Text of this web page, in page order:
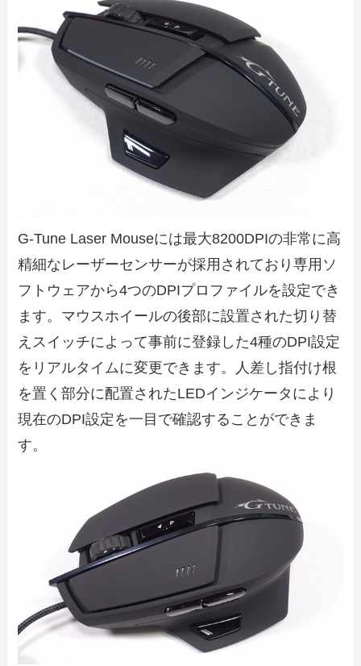
G-Tune Laser Mouseには最大8200DPIの非常に高
精細なレーザーセンサーが採用されており専用ソ
フトウェアから4つのDPIプロファイルを設定でき
ます。マウスホイールの後部に設置された切り替
えスイッチによって事前に登録した4種のDPI設定
をリアルタイムに変更できます。人差し指付け根
を置く部分に配置されたLEDインジケータにより
現在のDPI設定を一目で確認することができま
す。